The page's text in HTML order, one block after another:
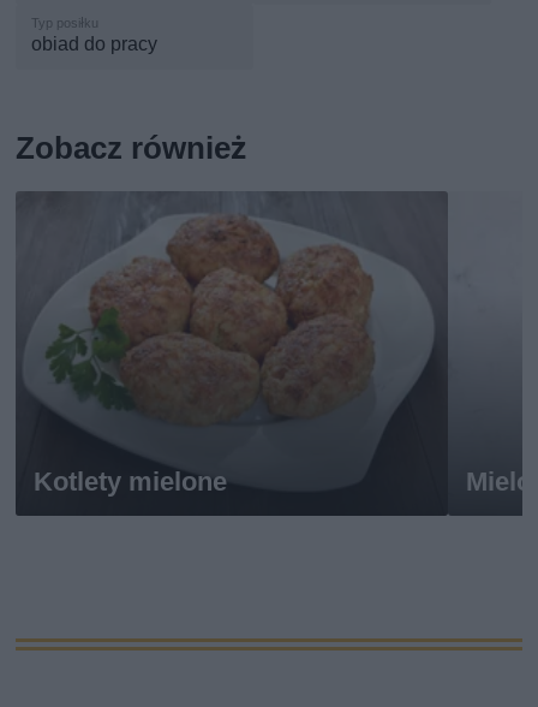
obiad do pracy
Zobacz również
Kotlety mielone